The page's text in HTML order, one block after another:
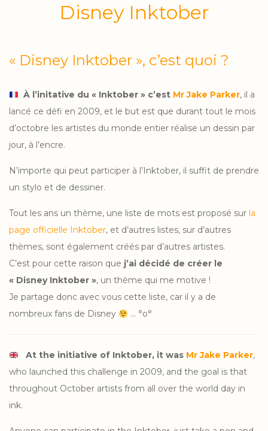
Disney Inktober
« Disney Inktober », c’est quoi ?
À l’initative du « Inktober » c’est Mr Jake Parker, il a
lancé ce défi en 2009, et le but est que durant tout le mois
d’octobre les artistes du monde entier réalise un dessin par
jour, à l’encre.
N’importe qui peut participer à l’Inktober, il suffit de prendre
un stylo et de dessiner.
Tout les ans un thème, une liste de mots est proposé sur la
page officielle Inktober, et d’autres listes, sur d’autres
thèmes, sont également créés par d’autres artistes.
C’est pour cette raison que j’ai décidé de créer le
« Disney Inktober », un thème qui me motive !
Je partage donc avec vous cette liste, car il y a de
nombreux fans de Disney
… °o°
At the initiative of Inktober, it was Mr Jake Parker,
who launched this challenge in 2009, and the goal is that
throughout October artists from all over the world day in
ink.